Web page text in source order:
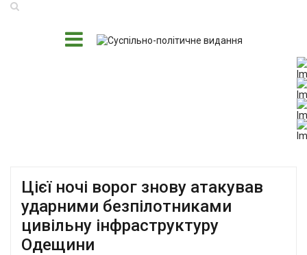
Цієї ночі ворог знову атакував
ударними безпілотниками
цивільну інфраструктуру
Одещини